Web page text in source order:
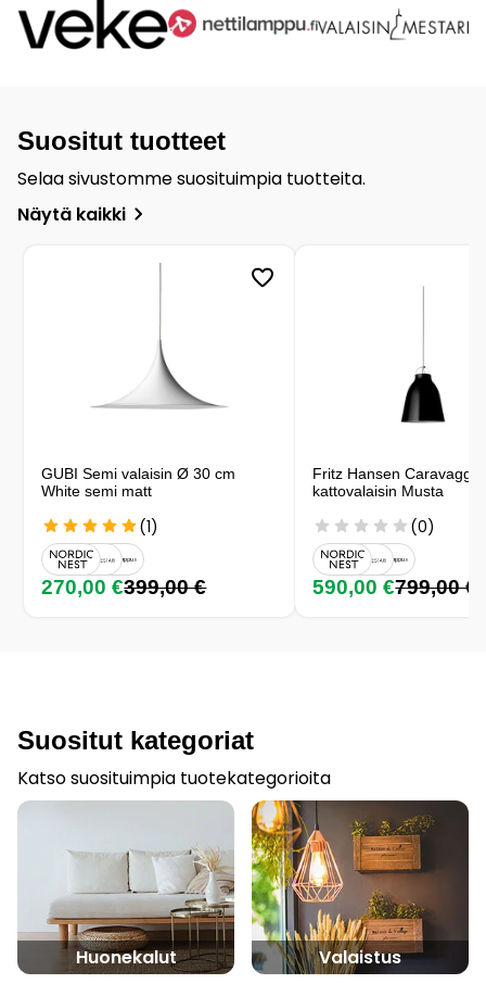
Suositut tuotteet
Selaa sivustomme suosituimpia tuotteita.
Näytä kaikki
GUBI Semi valaisin Ø 30 cm
White semi matt
(1)
270,00 €399,00 €
Fritz Hansen
kattovalaisin Musta
(0)
590,00 €799,00 €
Suositut kategoriat
Katso suosituimpia tuotekategorioita
Huonekalut Valaistus